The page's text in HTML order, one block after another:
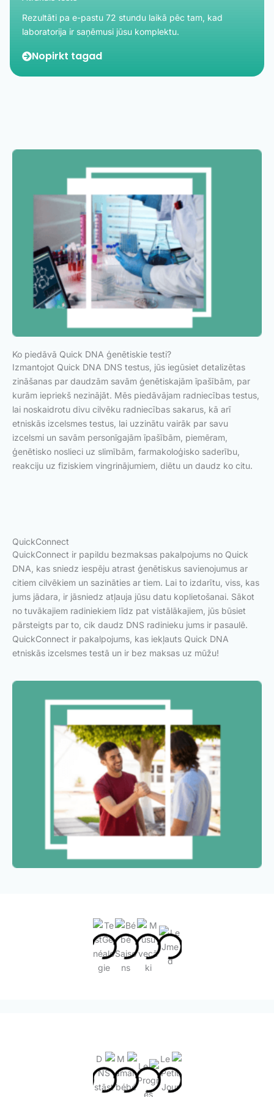
Rezultāti pa e-pastu 72 stundu laikā pēc tam, kad
laboratorija ir saņēmusi jūsu komplektu.
Nopirkt tagad
Ko piedāvā Quick DNA ģenētiskie testi?
Izmantojot Quick DNA DNS testus, jūs iegūsiet detalizētas
zināšanas par daudzām savām ģenētiskajām īpašībām, par
kurām iepriekš nezinājāt. Mēs piedāvājam radniecības testus,
lai noskaidrotu divu cilvēku radniecības sakarus, kā arī
etniskās izcelsmes testus, lai uzzinātu vairāk par savu
izcelsmi un savām personīgajām īpašībām, piemēram,
ģenētisko noslieci uz slimībām, farmakoloģisko saderību,
reakciju uz fiziskiem vingrinājumiem, diētu un daudz ko citu.
QuickConnect
QuickConnect ir papildu bezmaksas pakalpojums no Quick
DNA, kas sniedz iespēju atrast ģenētiskus savienojumus ar
citiem cilvēkiem un sazināties ar tiem. Lai to izdarītu, viss, kas
jums jādara, ir jāsniedz atļauja jūsu datu koplietošanai. Sākot
no tuvākajiem radiniekiem līdz pat vistālākajiem, jūs būsiet
pārsteigts par to, cik daudz DNS radinieku jums ir pasaulē.
QuickConnect ir pakalpojums, kas iekļauts Quick DNA
etniskās izcelsmes testā un ir bez maksas uz mūžu!